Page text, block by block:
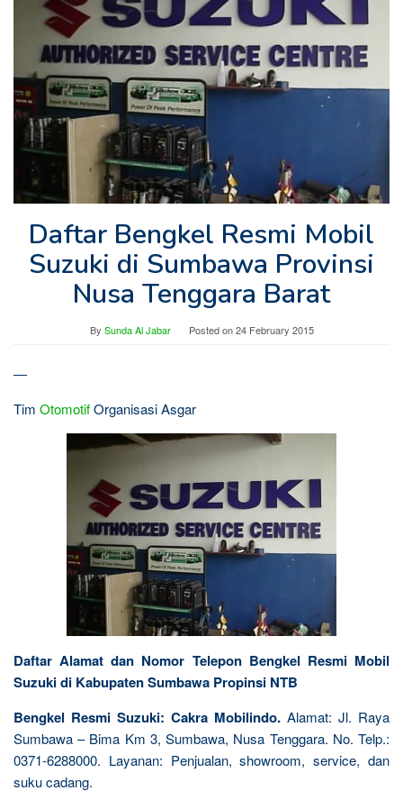
Daftar Bengkel Resmi Mobil
Suzuki di Sumbawa Provinsi
Nusa Tenggara Barat
By Sunda Al Jabar Posted on24 February 2015
—
Tim OtomotifOrganisasi Asgar
Daftar Alamat dan Nomor Telepon Bengkel Resmi Mobil
Suzuki di Kabupaten Sumbawa Propinsi NTB
Bengkel Resmi Suzuki: Cakra Mobilindo. Alamat: Jl. Raya
Sumbawa – Bima Km 3, Sumbawa, Nusa Tenggara. No. Telp.:
0371-6288000. Layanan: Penjualan, showroom, service, dan
suku cadang.